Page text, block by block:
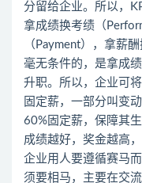
分留给企业。所以，
拿成绩换考绩（
（Payment），拿薪
毫无条件的，是拿成
升职。所以，企业可
固定薪，一部分叫变
60%固定薪，保障其
成绩越好，奖金越高，
企业用人要遵循赛马
须要相马，主要在交